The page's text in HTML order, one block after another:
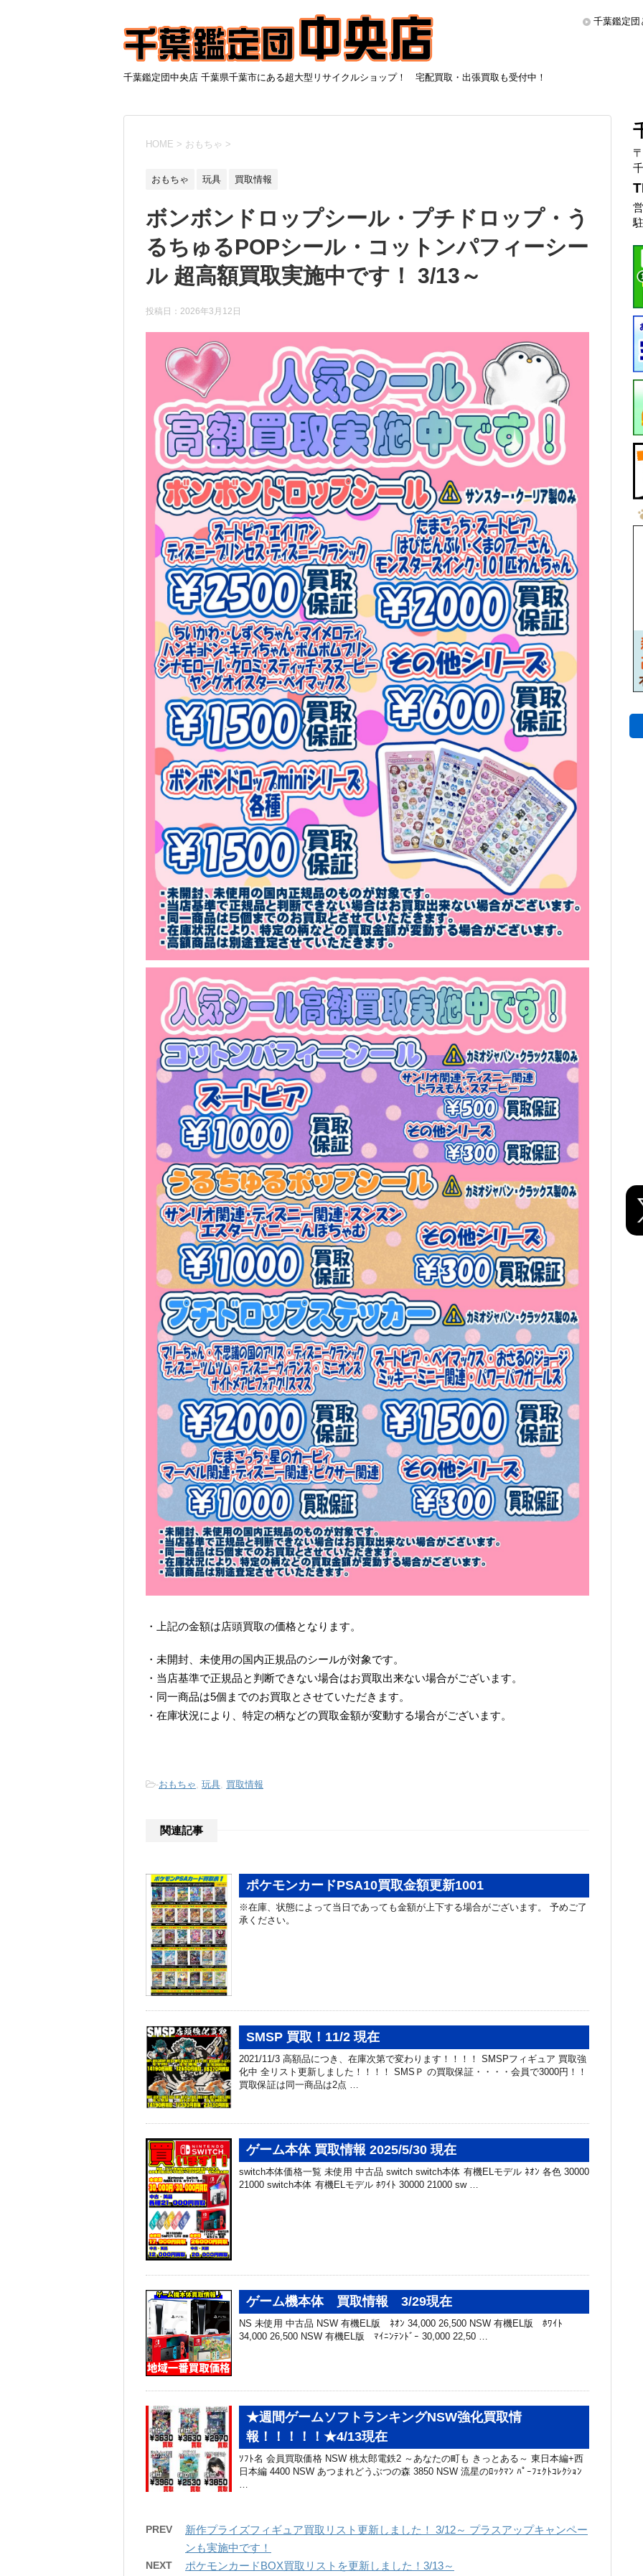
千葉鑑定団中央店 千葉県千葉市にある超大型リサイクルショップ！ 宅配買取・出張買取も受付中！
千葉鑑定団
HOME > おもちゃ >
おもちゃ 玩具 買取情報
ボンボンドロップシール・プチドロップ・う
るちゅるPOPシール・コットンパフィーシー
ル 超高額買取実施中です！ 3/13～
投稿日： 2026年3月12日
・上記の金額は店頭買取の価格となります。
・未開封、未使用の国内正規品のシールが対象です。
・当店基準で正規品と判断できない場合はお買取出来ない場合がございます。
・同一商品は5個までのお買取とさせていただきます。
・在庫状況により、特定の柄などの買取金額が変動する場合がございます。
-おもちゃ, 玩具, 買取情報
関連記事
ポケモンカードPSA10買取金額更新1001
※在庫、状態によって当日であっても金額が上下する場合がございます。 予めご了
承ください。
SMSP 買取！11/2 現在
2021/11/3 高額品につき、在庫次第で変わります！！！！ SMSPフィギュア 買取強
化中 全リスト更新しました！！！！ SMSＰ の買取保証・・・・会員で3000円！！
買取保証は同一商品は2点 …
ゲーム本体 買取情報 2025/5/30 現在
switch本体価格一覧 未使用 中古品 switch switch本体 有機ELモデル ﾈｵﾝ 各色 30000
21000 switch本体 有機ELモデル ﾎﾜｲﾄ 30000 21000 sw …
ゲーム機本体 買取情報 3/29現在
NS 未使用 中古品 NSW 有機EL版 ﾈｵﾝ 34,000 26,500 NSW 有機EL版 ﾎﾜｲﾄ
34,000 26,500 NSW 有機EL版 ﾏｲﾆﾝﾃﾝﾄﾞｰ 30,000 22,50 …
★週間ゲームソフトランキングNSW強化買取情
報！！！！！★4/13現在
ｿﾌﾄ名 会員買取価格 NSW 桃太郎電鉄2 ～あなたの町も きっとある～ 東日本編+西
日本編 4400 NSW あつまれどうぶつの森 3850 NSW 流星のﾛｯｸﾏﾝ ﾊﾟｰﾌｪｸﾄｺﾚｸｼｮﾝ
PREV
新作プライズフィギュア買取リスト更新しました！ 3/12～ プラスアップキャンペー
ンも実施中です！
NEXT ポケモンカードBOX買取リストを更新しました！3/13～